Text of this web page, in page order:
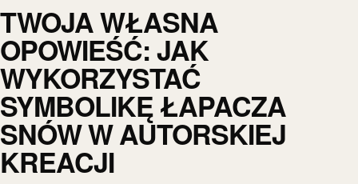
TWOJA WŁASNA
OPOWIEŚĆ: JAK
WYKORZYSTAĆ
SYMBOLIKĘ ŁAPACZA
SNÓW W AUTORSKIEJ
KREACJI